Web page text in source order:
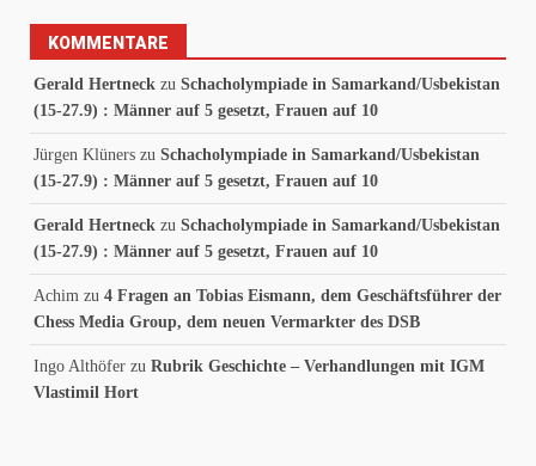
KOMMENTARE
Gerald Hertneck zu Schacholympiade in Samarkand/Usbekistan
(15-27.9) : Männer auf 5 gesetzt, Frauen auf 10
Jürgen Klüners zu Schacholympiade in Samarkand/Usbekistan
(15-27.9) : Männer auf 5 gesetzt, Frauen auf 10
Gerald Hertneck zu Schacholympiade in Samarkand/Usbekistan
(15-27.9) : Männer auf 5 gesetzt, Frauen auf 10
Achim zu 4 Fragen an Tobias Eismann, dem Geschäftsführer der
Chess Media Group, dem neuen Vermarkter des DSB
Ingo Althöfer zu Rubrik Geschichte – Verhandlungen mit IGM
Vlastimil Hort